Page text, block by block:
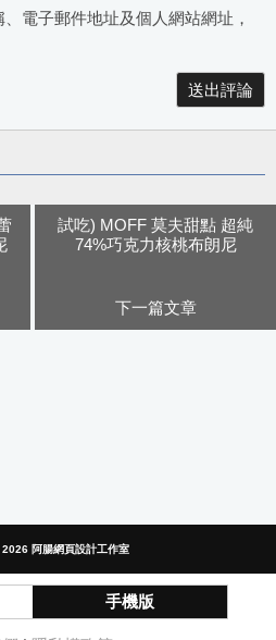
電子郵件地址及個人網站網址，
試吃) MOFF 莫夫甜點 超純
74%巧克力核桃布朗尼
下一篇文章
阿腸網頁設計工作室
手機版